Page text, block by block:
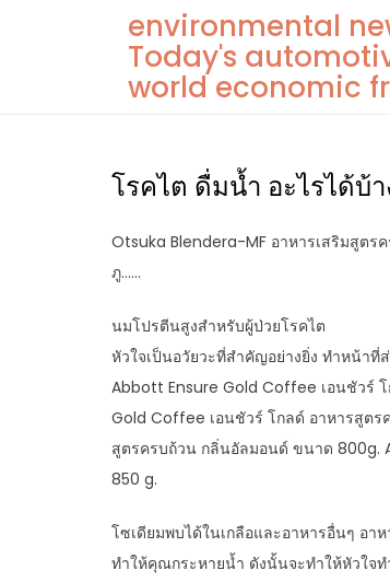
environmental
Today's
world economic
โรคไต ดื่มน้ำ อะไรได้บ้า
Otsuka Blendera-MF อาหารเสริมสูตร
ภู……
นมโปรตีนสูงสำหรับผู้ป่วยโรคไต
หัวใจเป็นอวัยวะที่สำคัญอย่างยิ่ง ทำหน้าที่
Abbott Ensure Gold Coffee เอนชัวร์
Gold Coffee เอนชัวร์ โกลด์ อาหารสูต
สูตรครบถ้วน กลิ่นอัลมอนด์ ขนาด 800g.
850 g.
โซเดียมพบได้ในเกลือและอาหารอื่นๆ อ
ทำให้คุณกระหายน้ำ ดังนั้นจะทำให้หัวใจท